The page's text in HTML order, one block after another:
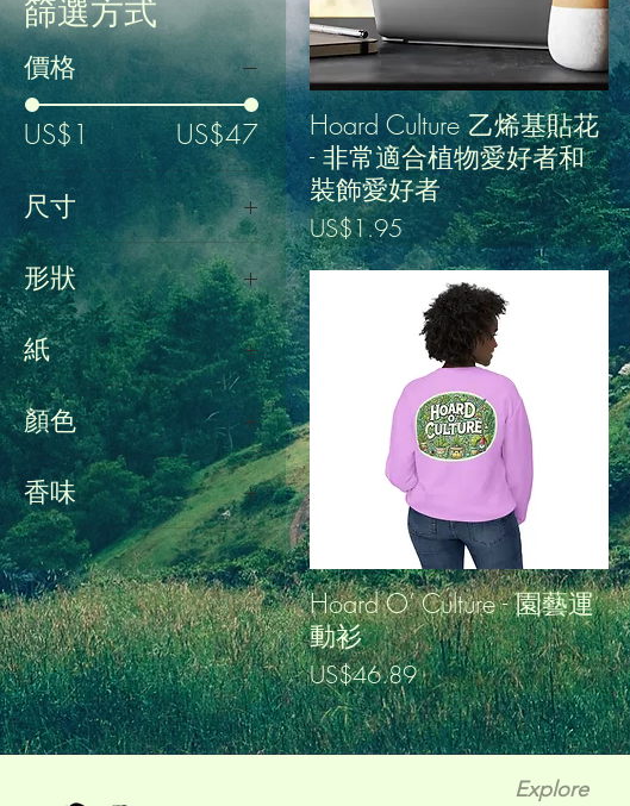
篩選方式
價格
US$1
US$47
尺寸
11盎司
2XL
3 英寸 x 4 英寸
3XL
4 英寸 x 6 英寸
4加大碼
4盎司
5XL
6 英寸 x 8 英寸
8 英寸 x 10 英寸
9盎司
XS
加大號
大號
形狀
吻切
紙
緞
顏色
奇異果
奶油
德州橙
日落
映山紅
木炭
桃子
森林綠
香味
午夜黑莓
弗雷澤冷杉
比奇伍德
無香味
羊絨麝香
肉桂茶
Hoard Culture 乙烯基貼花
- 非常適合植物愛好者和
裝飾愛好者
價格
US$1.95
Hoard O’ Culture - 園藝運
動衫
價格
US$46.89
Explore